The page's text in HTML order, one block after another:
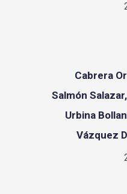
Cabrera
Salmón
Urbina
Vázquez